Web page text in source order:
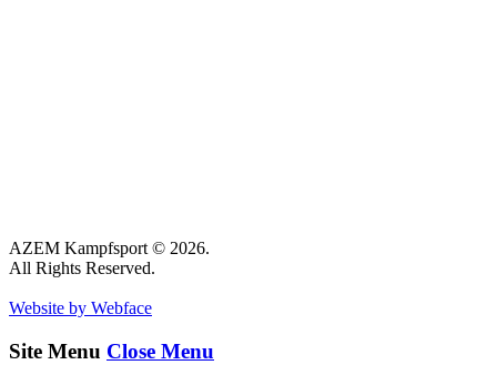
AZEM Kampfsport © 2026.
All Rights Reserved.
Website by Webface
Site Menu Close Menu